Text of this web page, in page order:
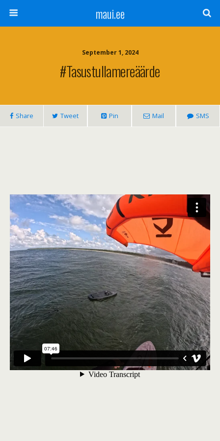
maui.ee
September 1, 2024
#tasustullamereäärde
Share Tweet Pin Mail SMS